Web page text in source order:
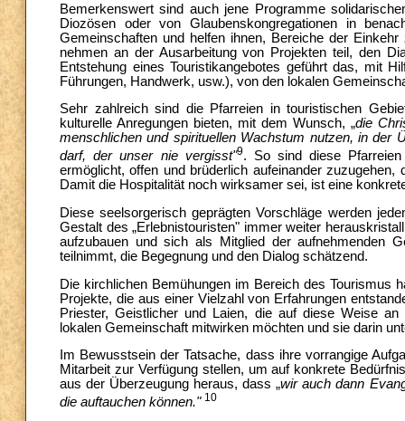
Bemerkenswert sind auch jene Programme
Diozösen oder von Glaubenskongregationen in
Gemeinschaften und helfen ihnen, Bereiche der
nehmen an der Ausarbeitung von Projekten teil, den
Entstehung eines Touristikangebotes geführt das, mit
Führungen, Handwerk, usw.), von den lokalen
Sehr zahlreich sind die Pfarreien in touristischen
kulturelle Anregungen bieten, mit dem Wunsch, „die
menschlichen und spirituellen Wachstum nutzen, in der
darf, der unser nie vergisst"9. So sind diese Pfarreien
ermöglicht, offen und brüderlich aufeinander
Damit die Hospitalität noch wirksamer sei, ist eine
Diese seelsorgerisch geprägten Vorschläge werden
Gestalt des „Erlebnistouristen" immer weiter
aufzubauen und sich als Mitglied der aufnehmenden
teilnimmt, die Begegnung und den Dialog schätzend.
Die kirchlichen Bemühungen im Bereich des Tourismus
Projekte, die aus einer Vielzahl von Erfahrungen
Priester, Geistlicher und Laien, die auf diese Weise
lokalen Gemeinschaft mitwirken möchten und sie darin
Im Bewusstsein der Tatsache, dass ihre vorrangige
Mitarbeit zur Verfügung stellen, um auf konkrete
aus der Überzeugung heraus, dass „wir auch dann
die auftauchen können." 10